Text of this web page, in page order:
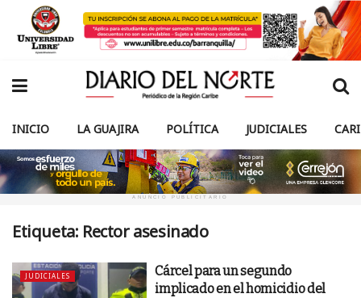
INICIO LA GUAJIRA POLÍTICA JUDICIALES
ANUNCIO PUBLICITARIO
Etiqueta: Rector asesinado
JUDICIALES
Cárcel para un segundo
implicado en el homicidio del